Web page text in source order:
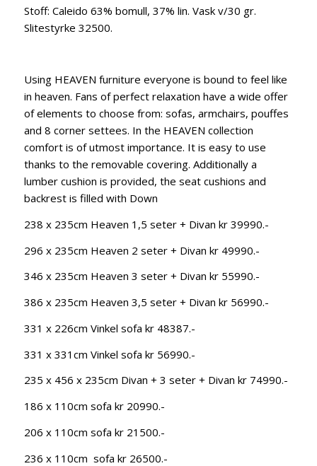
kr 55.990,00. kr 44.792,00.
Stoff: Caleido 63% bomull, 37% lin. Vask v/30 gr.
Slitestyrke 32500.
Using HEAVEN furniture everyone is bound to feel like
in heaven. Fans of perfect relaxation have a wide offer
of elements to choose from: sofas, armchairs, pouffes
and 8 corner settees. In the HEAVEN collection
comfort is of utmost importance. It is easy to use
thanks to the removable covering. Additionally a
lumber cushion is provided, the seat cushions and
backrest is filled with Down
238 x 235cm Heaven 1,5 seter + Divan kr 39990.-
296 x 235cm Heaven 2 seter + Divan kr 49990.-
346 x 235cm Heaven 3 seter + Divan kr 55990.-
386 x 235cm Heaven 3,5 seter + Divan kr 56990.-
331 x 226cm Vinkel sofa kr 48387.-
331 x 331cm Vinkel sofa kr 56990.-
235 x 456 x 235cm Divan + 3 seter + Divan kr 74990.-
186 x 110cm sofa kr 20990.-
206 x 110cm sofa kr 21500.-
236 x 110cm sofa kr 26500.-